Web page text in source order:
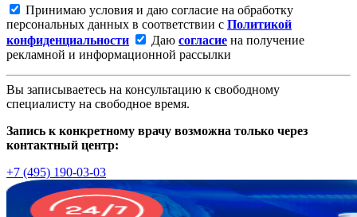
Принимаю условия и даю согласие на обработку
персональных данных в соответствии с Политикой
конфиденциальности
Даю согласие на получение
рекламной и информационной рассылки
Вы записываетесь на консультацию к свободному
специалисту на свободное время.
Запись к конкретному врачу возможна только через
контактный центр:
+7 (495) 190-03-03